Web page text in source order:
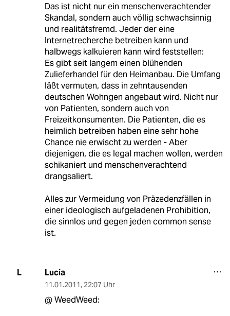
Das ist nicht nur ein menschenverachtender
Skandal, sondern auch völlig schwachsinnig
und realitätsfremd. Jeder der eine
Internetrecherche betreiben kann und
halbwegs kalkuieren kann wird feststellen:
Es gibt seit langem einen blühenden
Zulieferhandel für den Heimanbau. Die Umfang
läßt vermuten, dass in zehntausenden
deutschen Wohngen angebaut wird. Nicht nur
von Patienten, sondern auch von
Freizeitkonsumenten. Die Patienten, die es
heimlich betreiben haben eine sehr hohe
Chance nie erwischt zu werden - Aber
diejenigen, die es legal machen wollen, werden
schikaniert und menschenverachtend
drangsaliert.
Alles zur Vermeidung von Präzedenzfällen in
einer ideologisch aufgeladenen Prohibition,
die sinnlos und gegen jeden common sense
ist.
L Lucia
11.01.2011, 22:07 Uhr
@ WeedWeed: